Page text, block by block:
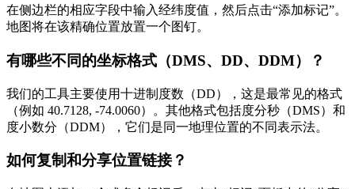
在侧边栏的相应字段中输入经纬度值，然后点击“添加标记”。
地图将在该精确位置放置一个图钉。
有哪些不同的坐标格式（DMS、DD、DDM）？
我们的工具主要使用十进制度数（DD），这是最常见的格式
（例如 40.7128, -74.0060）。其他格式包括度分秒（DMS）和
度小数分（DDM），它们是同一地理位置的不同表示法。
如何复制和分享位置链接？